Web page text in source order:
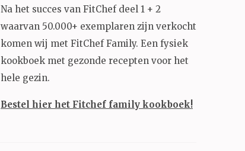
Na het succes van FitChef deel 1 + 2
waarvan 50.000+ exemplaren zijn verkocht
komen wij met FitChef Family. Een fysiek
kookboek met gezonde recepten voor het
hele gezin.
Bestel hier het Fitchef family kookboek!